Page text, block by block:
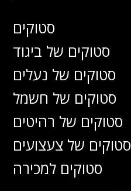
סטוקים
סטוקים של ביגוד
סטוקים של נעלים
סטוקים של חשמל
סטוקים של רהיטים
סטוקים של צעצועים
סטוקים למכירה